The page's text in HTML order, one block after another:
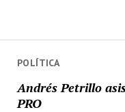
POLÍTICA
Andrés Petrillo
PRO